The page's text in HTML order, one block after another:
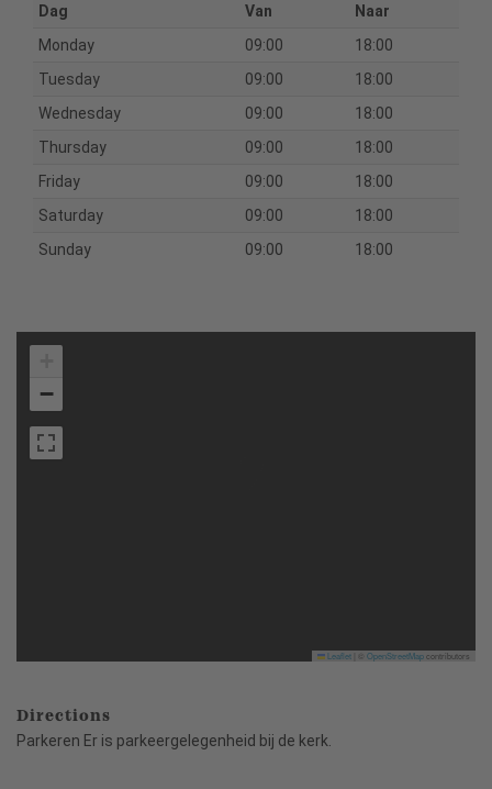
Dag Van
Naar
Monday
09:00
18:00
Tuesday
09:00
18:00
Wednesday
09:00
18:00
Thursday
09:00
18:00
Friday
09:00
18:00
Saturday
09:00
18:00
Sunday
09:00 18:00
−
Leaflet OpenStreetMapcontributors
Directions
Parkeren Er is parkeergelegenheid bij de kerk.